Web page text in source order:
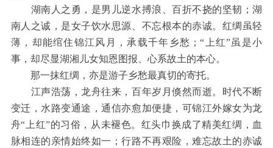
湖南人之勇，是男儿逆水搏浪、百折不挠的坚韧；湖
南人之诚，是女子饮水思源、不忘根本的赤诚。红绸虽轻
薄，却能绾住锦江风月，承载千年乡愁；“上红”虽是小
事，却尽显湖湘儿女知恩图报、心系故土的本心。
那一抹红绸，亦是游子乡愁最真切的寄托。
江声浩荡，龙舟往来，百年岁月倏然而逝。时代不断
变迁，水路变通途，通信亦愈加便捷，可锦江外嫁女为龙
舟“上红”的习俗，从未褪色。红头巾换成了精美红绸，血
脉相连的亲情始终如一；行路不再艰险，难忘故土的赤诚